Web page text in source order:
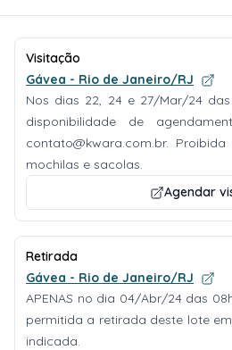
Visitação
Gávea - Rio de Janeiro/RJ
Nos dias 22, 24 e 27/Mar/24
disponibilidade de
contato@kwara.com.br.
mochilas e sacolas.
Agendar
Retirada
Gávea - Rio de Janeiro/RJ
APENAS no dia 04/Abr/24 das
permitida a retirada deste lote
indicada.